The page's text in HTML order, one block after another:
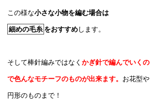
この様な小さな小物を編む場合は
細めの毛糸 をおすすめします。
そして棒針編みではなく かぎ針で編んでいくの
で色んなモチーフのものが出来ます。 お花型や
円形のものまで！